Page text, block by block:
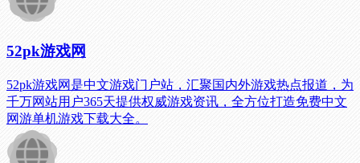
52pk游戏网
52pk游戏网是中文游戏门户站，汇聚国内外游戏热点报道，为
千万网站用户365天提供权威游戏资讯，全方位打造免费中文
网游单机游戏下载大全。